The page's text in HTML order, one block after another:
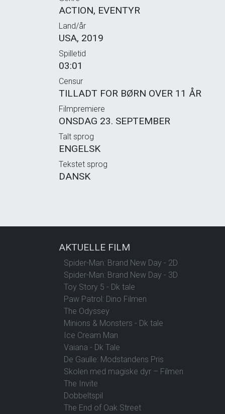
ACTION, EVENTYR
Land/år
USA, 2019
Spilletid
03:01
Censur
TILLADT FOR BØRN OVER 11 ÅR
Filmpremiere
ONSDAG 23. SEPTEMBER
Talt sprog
ENGELSK
Tekstet sprog
DANSK
AKTUELLE FILM
Spider-Man: Brand New Day - 2D
Spider-Man: Brand New Day - 3D
Toy Story 5 - Dk tale
Paw Patrol: Dino Filmen
The Odyssey
Minions & Monsters - Dk tale
Ice Cream Man
Vaiana - Dk Tale
De Gaulle: Modstandens Pris
Skolen med magiske dyr – Filmen
The Invite
Dobbeltspil
The End of Oak Street